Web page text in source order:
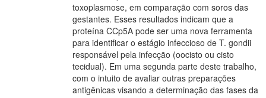
toxoplasmose, em comparação com soros das
gestantes. Esses resultados indicam que a
proteína CCp5A pode ser uma nova ferramenta
para identificar o estágio infeccioso de T. gondii
responsável pela infecção (oocisto ou cisto
tecidual). Em uma segunda parte deste trabalho,
com o intuito de avaliar outras preparações
antigênicas visando a determinação das fases da